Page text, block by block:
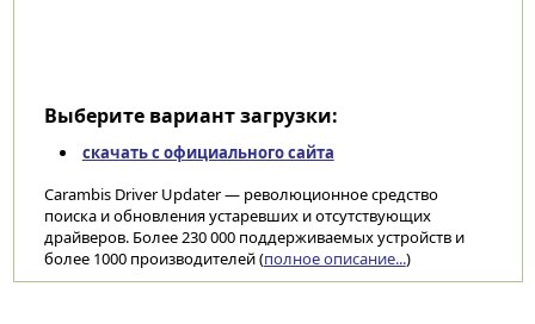
Выберите вариант загрузки:
скачать с официального сайта
Carambis Driver Updater — революционное средство
поиска и обновления устаревших и отсутствующих
драйверов. Более 230 000 поддерживаемых устройств и
более 1000 производителей (полное описание...)